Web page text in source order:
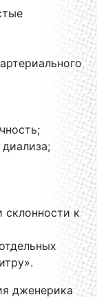
склонности к
дженерика